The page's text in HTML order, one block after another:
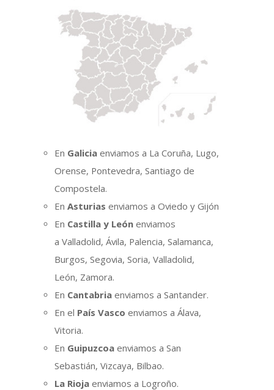
En Galicia enviamos a La Coruña, Lugo,
Orense, Pontevedra, Santiago de
Compostela.
En Asturias enviamos a Oviedo y Gijón
En Castilla y León enviamos
a Valladolid, Ávila, Palencia, Salamanca,
Burgos, Segovia, Soria, Valladolid,
León, Zamora.
En Cantabria enviamos a Santander.
En el País Vasco enviamos a Álava,
Vitoria.
En Guipuzcoa enviamos a San
Sebastián, Vizcaya, Bilbao.
La Rioja enviamos a Logroño.